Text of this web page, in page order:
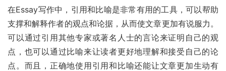
在Essay写作中，引用和比喻是非常有用的工具，可以帮助
支撑和解释作者的观点和论据，从而使文章更加有说服力。
可以通过引用其他专家或著名人士的言论来证明自己的观
点，也可以通过比喻来让读者更好地理解和接受自己的论
点。而且，正确地使用引用和比喻还能让文章更加生动有